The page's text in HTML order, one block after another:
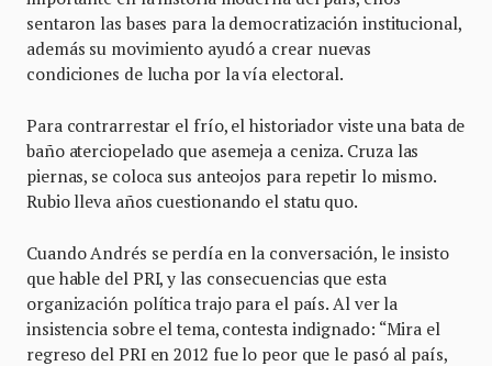
sentaron las bases para la democratización institucional,
además su movimiento ayudó a crear nuevas
condiciones de lucha por la vía electoral.
Para contrarrestar el frío, el historiador viste una bata de
baño aterciopelado que asemeja a ceniza. Cruza las
piernas, se coloca sus anteojos para repetir lo mismo.
Rubio lleva años cuestionando el statu quo.
Cuando Andrés se perdía en la conversación, le insisto
que hable del PRI, y las consecuencias que esta
organización política trajo para el país. Al ver la
insistencia sobre el tema, contesta indignado: “Mira el
regreso del PRI en 2012 fue lo peor que le pasó al país,